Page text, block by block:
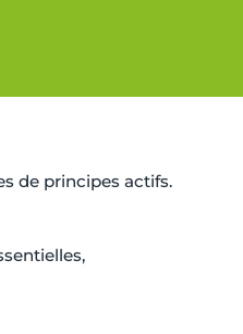
de principes actifs.